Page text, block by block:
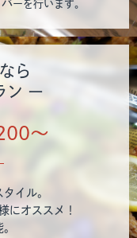
ーを行います。
なら
ン ー
〜
イル。
にオススメ！